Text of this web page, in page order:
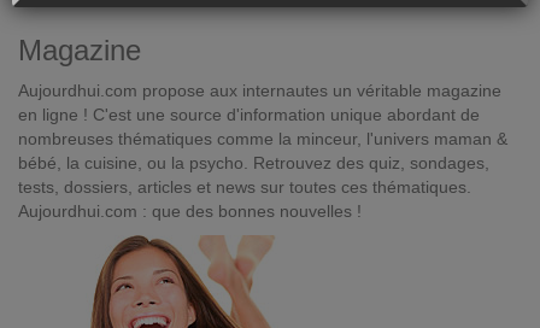
Magazine
Aujourdhui.com propose aux internautes un véritable magazine
en ligne ! C'est une source d'information unique abordant de
nombreuses thématiques comme la minceur, l'univers maman &
bébé, la cuisine, ou la psycho. Retrouvez des quiz, sondages,
tests, dossiers, articles et news sur toutes ces thématiques.
Aujourdhui.com : que des bonnes nouvelles !